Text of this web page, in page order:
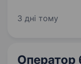
фахівця на
3 дні тому
Оператор